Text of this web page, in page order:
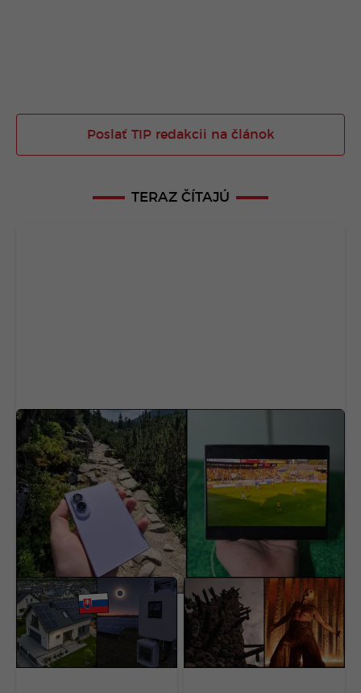
Poslať TIP redakcii na článok
TERAZ ČÍTAJÚ
RECENZIA
Samsung vyrobil takmer najlepší
smartfón. Pokazil ho však tým najdôležitejším
(RECENZIA)
Zatmenie Slnka oberie
európsku fotovoltiku až
o 9,7 GW výkonu. Koľko
stratia Slováci?
Nedocenený klenot
práve dorazil online aj s
dabingom. Na jednom
mieste sú všetky filmy